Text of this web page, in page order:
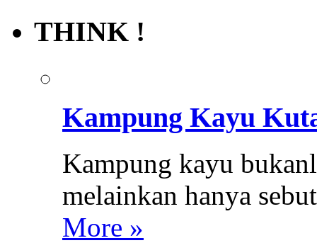
THINK !
Kampung Kayu
Kampung kayu
melainkan hanya
More »